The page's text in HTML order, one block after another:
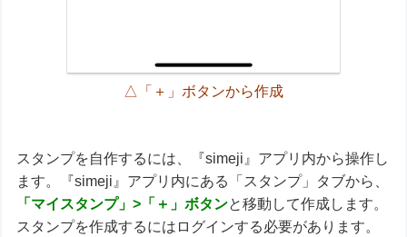
△「＋」ボタンから作成
スタンプを自作するには、『simeji』アプリ内から操作し
ます。『simeji』アプリ内にある「スタンプ」タブから、
「マイスタンプ」>「＋」ボタンと移動して作成します。
スタンプを作成するにはログインする必要があります。